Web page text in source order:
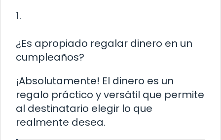
1.
¿Es apropiado regalar dinero en un
cumpleaños?
¡Absolutamente! El dinero es un
regalo práctico y versátil que permite
al destinatario elegir lo que
realmente desea.